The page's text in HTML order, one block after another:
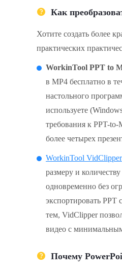
Как
Хотите создать более
практических
WorkinTool PPT to
в MP4 бесплатно в
настольного
используете
требования к PPT-
более четырех
WorkinTool VidClipper
размеру и
одновременно без
экспортировать
тем, VidClipper
видео с
Почему